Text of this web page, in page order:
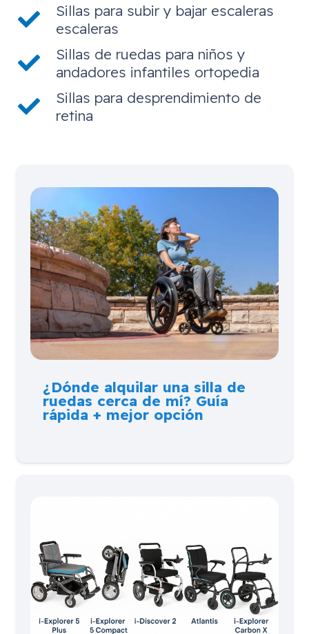
Sillas para subir y bajar escaleras
escaleras
Sillas de ruedas para niños y
andadores infantiles ortopedia
Sillas para desprendimiento de
retina
¿Dónde alquilar una silla de
ruedas cerca de mí? Guía
rápida + mejor opción